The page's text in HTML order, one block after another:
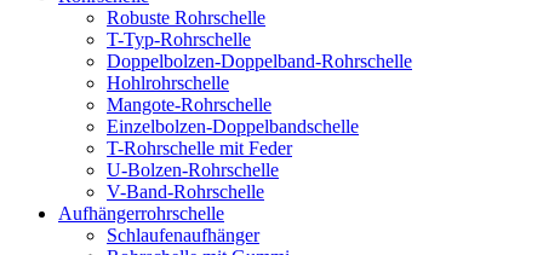
Robuste Rohrschelle
T-Typ-Rohrschelle
Doppelbolzen-Doppelband-Rohrschelle
Hohlrohrschelle
Mangote-Rohrschelle
Einzelbolzen-Doppelbandschelle
T-Rohrschelle mit Feder
U-Bolzen-Rohrschelle
V-Band-Rohrschelle
Aufhängerrohrschelle
Schlaufenaufhänger